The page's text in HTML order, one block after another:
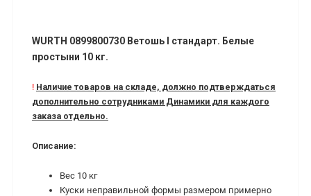
WURTH 0899800730 Ветошь I стандарт. Белые
простыни 10 кг.
! Наличие товаров на складе, должно подтверждаться
дополнительно сотрудниками Динамики для каждого
заказа отдельно.
Описание:
Вес 10 кг
Куски неправильной формы размером примерно